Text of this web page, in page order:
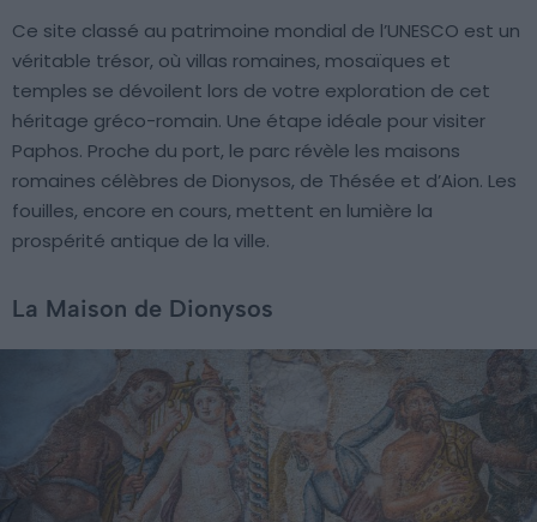
Ce site classé au patrimoine mondial de l’UNESCO est un
véritable trésor, où villas romaines, mosaïques et
temples se dévoilent lors de votre exploration de cet
héritage gréco-romain. Une étape idéale pour visiter
Paphos. Proche du port, le parc révèle les maisons
romaines célèbres de Dionysos, de Thésée et d’Aion. Les
fouilles, encore en cours, mettent en lumière la
prospérité antique de la ville.
La Maison de Dionysos